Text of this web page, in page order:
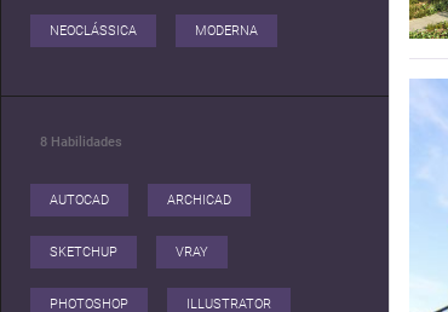
NEOCLÁSSICA MODERNA
8 Habilidades
AUTOCAD ARCHICAD
SKETCHUP VRAY
PHOTOSHOP ILLUSTRATOR